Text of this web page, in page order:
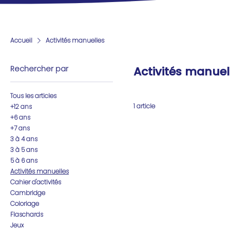
Accueil Activités manuelles
Rechercher par
Tous les articles
+12 ans
+6 ans
+7 ans
3 à 4 ans
3 à 5 ans
5 à 6 ans
Activités manuelles
Cahier d'activités
Cambridge
Coloriage
Flaschards
Jeux
Activités
1 article